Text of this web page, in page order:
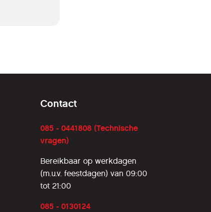
Contact
085 - 0441808 (Technische
vragen)
Bereikbaar op werkdagen
(m.u.v. feestdagen) van 09:00
tot 21:00
085 - 0130124